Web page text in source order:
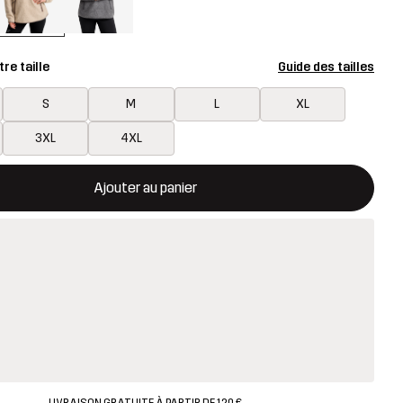
taille Guide des tailles
S M L XL
3XL 4XL
Ajouter au panier
une fenêtre modale confirmant un nouvel article dans le